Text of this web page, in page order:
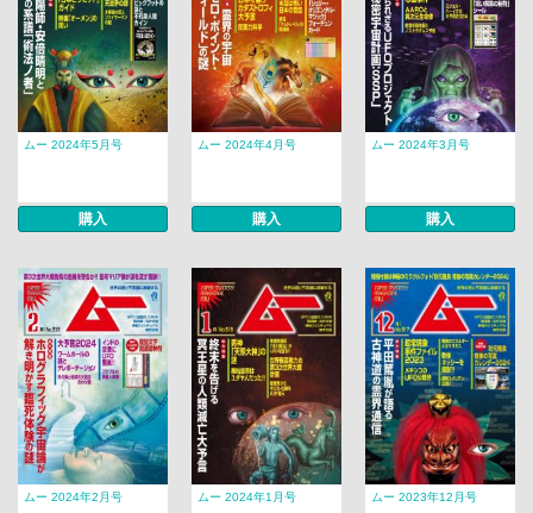
ムー 2024年5月号
購入
ムー 2024年4月号
購入
ムー 2024年3月号
購入
ムー 2024年2月号 ムー 2024年1月号 ムー 2023年12月号